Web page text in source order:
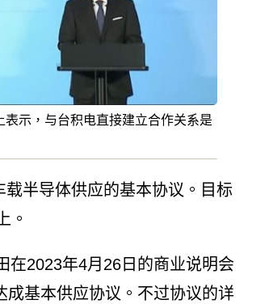
示，与台积电直接建立合作关系是
半导体供应的基本协议。目标
。
在2023年4月26日的商业说明会
成基本供应协议。不过协议的详